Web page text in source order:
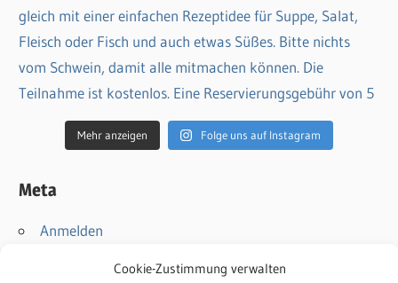
Cookie-Zustimmung verwalten
Mehr anzeigen Folge uns auf Instagram
Meta
Anmelden